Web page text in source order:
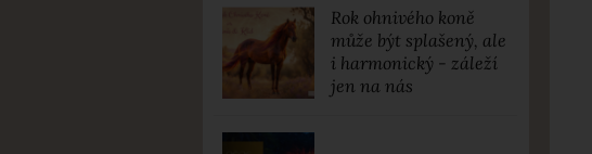
Rok ohnivého koně
může být splašený, ale
i harmonický - záleží
jen na nás